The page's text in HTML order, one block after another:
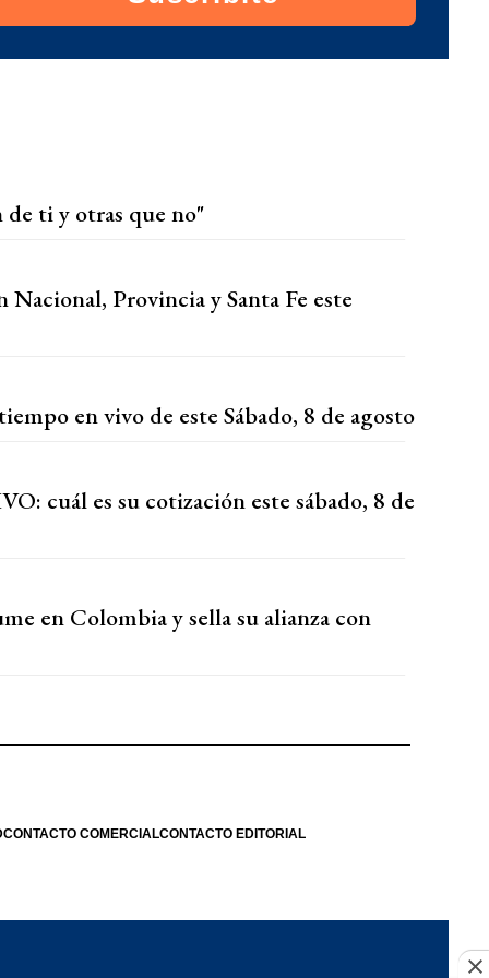
de ti y otras que no"
Provincia y Santa Fe este
en vivo de este Sábado, 8 de agosto
cuál es su cotización este sábado, 8 de
en Colombia y sella su alianza con
CONTACTO COMERCIALCONTACTO EDITORIAL